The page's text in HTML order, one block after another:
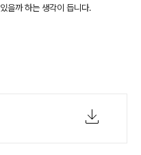
을까 하는 생각이 듭니다.